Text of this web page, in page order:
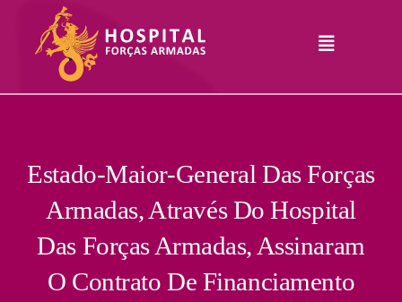
content
Toggle
Serviços
Comunicação
Junte-Se A Nós
Contatos
Estado-Maior-General Das Forças
Armadas, Através Do Hospital
Das Forças Armadas, Assinaram
O Contrato De Financiamento